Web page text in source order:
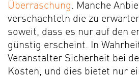
Überraschung. Manche
verschachteln die zu
soweit, dass es nur auf den
günstig erscheint. In
Veranstalter Sicherheit bei
Kosten, und dies bietet nur